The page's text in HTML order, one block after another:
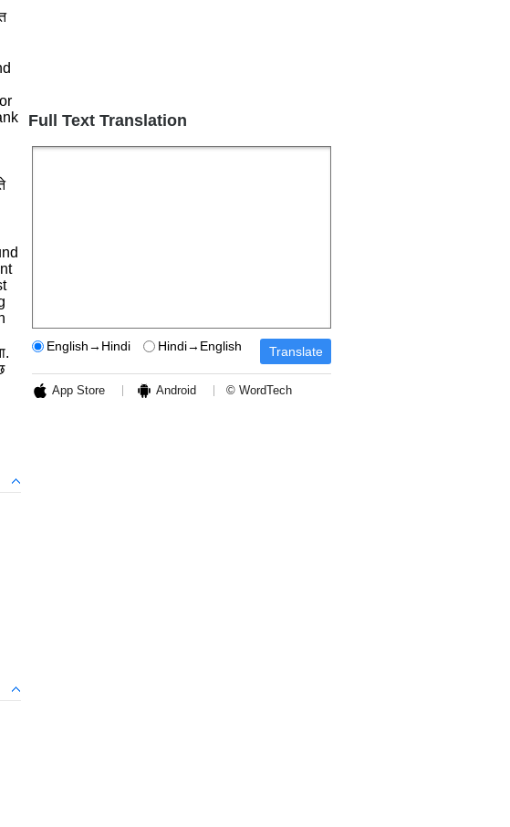
Full Text Translation
English→Hindi Hindi→English
App Store Android © WordTech